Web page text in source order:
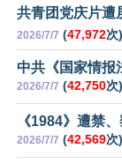
共青团党庆片遭
2026/7/7 (47,972次)
中共《国家情报
2026/7/7 (42,750次)
《1984》遭禁
2026/7/7 (42,569次)